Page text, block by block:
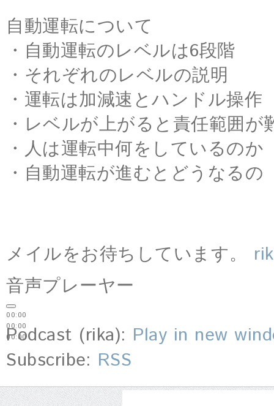
自動運転について
・自動運転のレベルは6段階
・それぞれのレベルの説明
・運転は加減速とハンドル操作
・レベルが上がると責任範囲が
・人は運転中何をしているのか
・自動運転が進むとどうなるの
メイルをお待ちしています。
音声プレーヤー
00:00
00:00
00:00
Podcast (rika): Play in new
Subscribe: RSS